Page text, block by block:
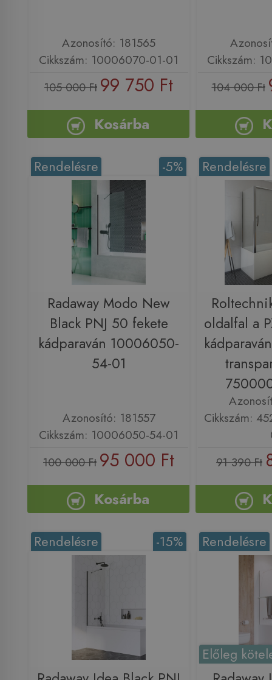
Azonosító: 181565
Cikkszám: 10006070-01-01
105 000 Ft 99 750 Ft
Kosárba
Cikkszám:
104 000 Ft
-5%
Rendelésre
Radaway Modo New
Black PNJ 50 fekete
kádparaván 10006050-
54-01
Azonosító: 181557
Cikkszám: 10006050-54-01
100 000 Ft 95 000 Ft
Kosárba
Rendelésre
oldalfal a
Cikkszám:
91 390 Ft
-15%
Rendelésre Rendelésre
Előleg